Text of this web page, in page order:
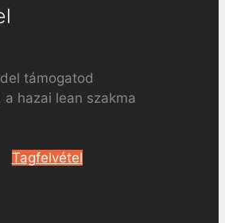
támogatod
hazai lean szakma
Tagfelvétel